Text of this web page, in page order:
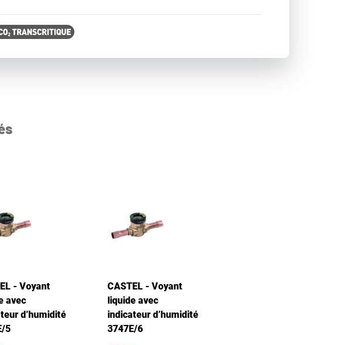
- Voyant
avec
d’humidité
5
CASTEL - Voyant
liquide avec
indicateur d’humidité
3747E/6